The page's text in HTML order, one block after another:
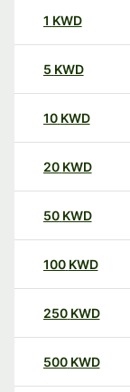
1 KWD
5 KWD
10 KWD
20 KWD
50 KWD
100 KWD
250 KWD
500 KWD